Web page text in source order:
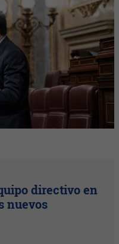
directivo en
nuevos